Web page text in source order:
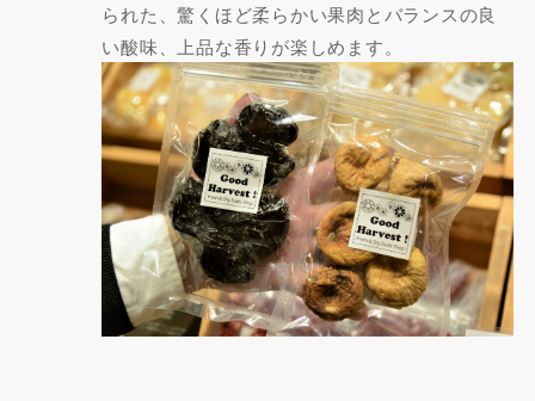
られた、驚くほど柔らかい果肉とバランスの良
い酸味、上品な香りが楽しめます。